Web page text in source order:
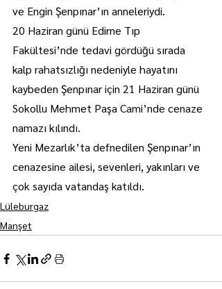
ve Engin Şenpınar’ın anneleriydi.
20 Haziran günü Edirne Tıp
Fakültesi’nde tedavi gördüğü sırada
kalp rahatsızlığı nedeniyle hayatını
kaybeden Şenpınar için 21 Haziran günü
Sokollu Mehmet Paşa Cami’nde cenaze
namazı kılındı.
Yeni Mezarlık’ta defnedilen Şenpınar’ın
cenazesine ailesi, sevenleri, yakınları ve
çok sayıda vatandaş katıldı.
Lüleburgaz
Manşet